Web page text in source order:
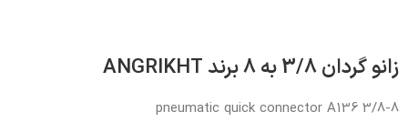
زانو گردان 3/8 به 8 برند ANGRIKHT
pneumatic quick connector A136 3/8-8